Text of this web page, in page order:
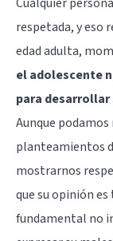
Cualquier
respetada, y eso
edad adulta,
el adolescente
para
Aunque
planteamientos
mostrarnos
que su opinión
fundamental no